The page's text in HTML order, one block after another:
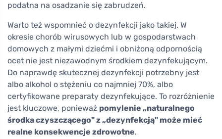
podatna na osadzanie się zabrudzeń.
Warto też wspomnieć o dezynfekcji jako takiej. W
okresie chorób wirusowych lub w gospodarstwach
domowych z małymi dziećmi i obniżoną odpornością
ocet nie jest niezawodnym środkiem dezynfekującym.
Do naprawdę skutecznej dezynfekcji potrzebny jest
albo alkohol o stężeniu co najmniej 70%, albo
certyfikowane preparaty dezynfekujące. To rozróżnienie
jest kluczowe, ponieważ pomylenie „naturalnego
środka czyszczącego" z „dezynfekcją" może mieć
realne konsekwencje zdrowotne.